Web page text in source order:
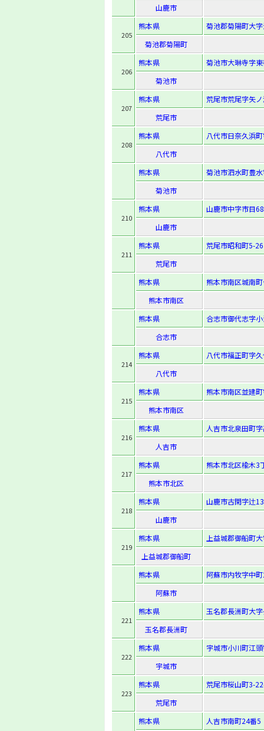
山鹿市
205
熊本県
菊池郡菊陽町大
菊池郡菊陽町
206
熊本県
菊池市大琳寺字
菊池市
207
熊本県
荒尾市荒尾字矢
荒尾市
208
熊本県
八代市日奈久浜
八代市
熊本県
菊池市泗水町豊
菊池市
210
熊本県
山鹿市中字市目
山鹿市
211
熊本県
荒尾市昭和町5-26
荒尾市
熊本県
熊本市南区城南
熊本市南区
熊本県
合志市御代志字
合志市
214
熊本県
八代市福正町字
八代市
215
熊本県
熊本市南区並建
熊本市南区
216
熊本県
人吉市北泉田町
人吉市
217
熊本県
熊本市北区楡木3
熊本市北区
218
熊本県
山鹿市古閑字辻
山鹿市
219
熊本県
上益城郡御船町
上益城郡御船町
熊本県
阿蘇市内牧字中
阿蘇市
221
熊本県
玉名郡長洲町大
玉名郡長洲町
222
熊本県
宇城市小川町江
宇城市
223
熊本県
荒尾市桜山町3-
荒尾市
熊本県
人吉市南町24番5